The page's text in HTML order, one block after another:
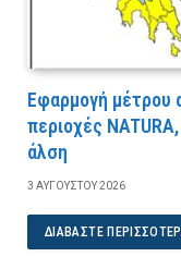
Εφαρμογή μέτρου
περιοχές
άλση
3 ΑΥΓΟΎΣΤΟΥ 2026
ΔΙΑΒΆΣΤΕ